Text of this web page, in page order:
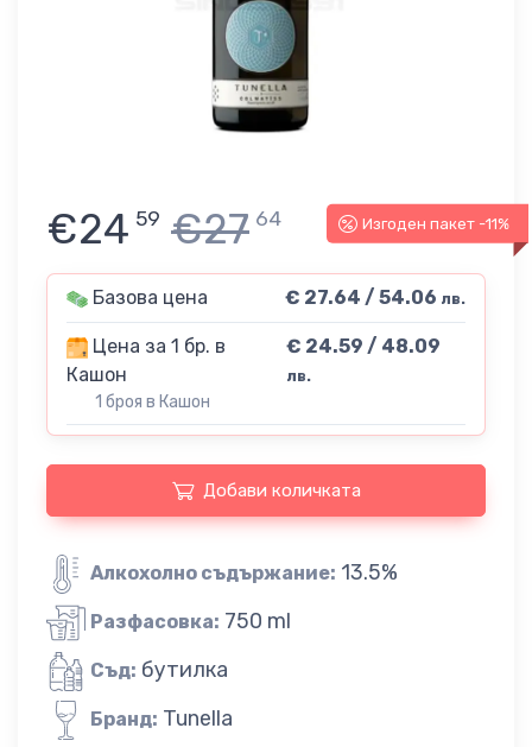
Изгоден пакет -11%
€24 59 €27 64
Базова цена € 27.64 / 54.06 лв.
Цена за 1 бр. в
Кашон
1 броя в Кашон
€ 24.59 / 48.09
лв.
Добави количката
Алкохолно съдържание: 13.5%
Разфасовка: 750 ml
Съд: бутилка
Бранд: Tunella